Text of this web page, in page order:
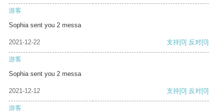
游客
Sophia sent you 2 messa
2021-12-22 支持[0] 反对[0]
游客
Sophia sent you 2 messa
2021-12-12 支持[0] 反对[0]
游客